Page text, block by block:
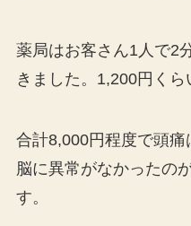
薬局はお客さん1人で2
きました。1,200円くら
合計8,000円程度で頭痛
脳に異常がなかったの
す。